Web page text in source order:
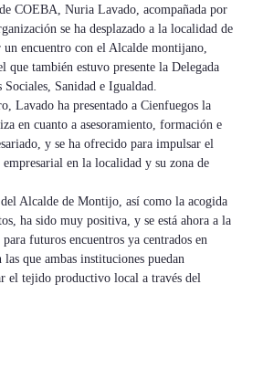
COEBA, Nuria Lavado, acompañada por
se ha desplazado a la localidad de
encuentro con el Alcalde montijano,
que también estuvo presente la Delegada
Sanidad e Igualdad.
Lavado ha presentado a Cienfuegos la
en cuanto a asesoramiento, formación e
y se ha ofrecido para impulsar el
en la localidad y su zona de
Alcalde de Montijo, así como la acogida
ha sido muy positiva, y se está ahora a la
para futuros encuentros ya centrados en
las que ambas instituciones puedan
el tejido productivo local a través del